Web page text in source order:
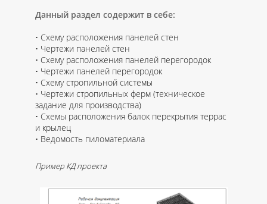
Данный раздел содержит в себе:
Схему расположения панелей стен
Чертежи панелей стен
Схему расположения панелей перегородок
Чертежи панелей перегородок
Схему стропильной системы
Чертежи стропильных ферм (техническое
задание для производства)
Схемы расположения балок перекрытия террас
и крылец
Ведомость пиломатериала
Пример КД проекта